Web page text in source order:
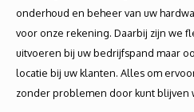
onderhoud en beheer van uw
voor onze rekening. Daarbij zijn we
uitvoeren bij uw bedrijfspand maar
locatie bij uw klanten. Alles om
zonder problemen door kunt blijven